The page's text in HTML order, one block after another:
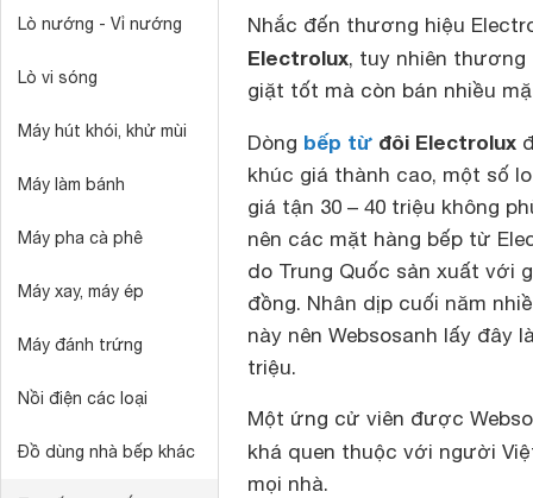
Lò nướng - Vỉ nướng
Lò vi sóng
Máy hút khói, khử mùi
Máy làm bánh
Máy pha cà phê
Máy xay, máy ép
Máy đánh trứng
Nồi điện các loại
Đồ dùng nhà bếp khác
Nhắc đến thương hiệu
Electrolux, tuy nhiên
giặt tốt mà còn bán nhiều
Dòng bếp từ đôi Electrolux
khúc giá thành cao, một số
giá tận 30 – 40 triệu không
nên các mặt hàng bếp từ
do Trung Quốc sản xuất với
đồng. Nhân dịp cuối năm
này nên Websosanh lấy đây
triệu.
Một ứng cử viên được
khá quen thuộc với người
mọi nhà.